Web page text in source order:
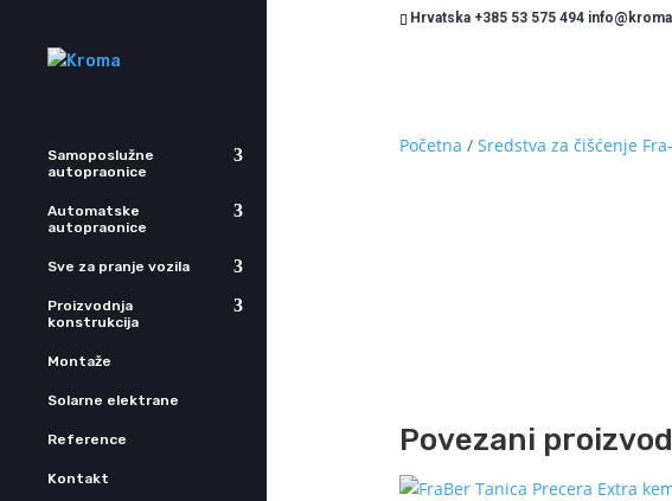
Hrvatska +385 53 575 494
Samoposlužne
autopraonice
Automatske
autopraonice
Sve za pranje vozila
Proizvodnja
konstrukcija
Montaže
Solarne elektrane
Reference
Kontakt
Početna / Sredstva za čišćenje
Povezani